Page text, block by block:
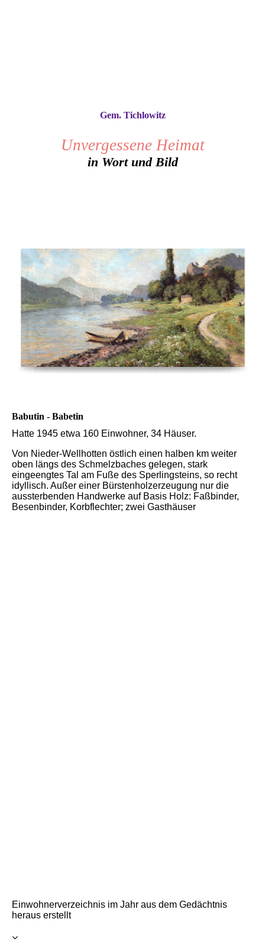
Unvergessene Heimat
in Wort und Bild
Gem. Tichlowitz
Babutin - Babetin
Hatte 1945 etwa 160 Einwohner, 34 Häuser.
Von Nieder-Wellhotten östlich einen halben km weiter
oben längs des Schmelzbaches gelegen, stark
eingeengtes Tal am Fuße des Sperlingsteins, so recht
idyllisch. Außer einer Bürstenholzerzeugung nur die
aussterbenden Handwerke auf Basis Holz: Faßbinder,
Besenbinder, Korbflechter; zwei Gasthäuser
Einwohnerverzeichnis im Jahr aus dem Gedächtnis
heraus erstellt